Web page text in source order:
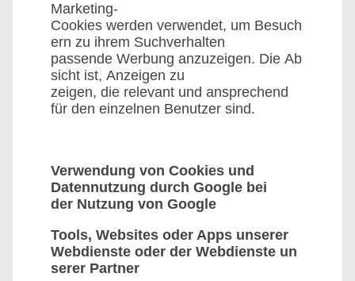
Marketing-
Cookies werden verwendet, um Besuch
ern zu ihrem Suchverhalten
passende Werbung anzuzeigen. Die Ab
sicht ist, Anzeigen zu
zeigen, die relevant und ansprechend
für den einzelnen Benutzer sind.
Verwendung von Cookies und
Datennutzung durch Google bei
der Nutzung von Google
Tools, Websites oder Apps unserer
Webdienste oder der Webdienste un
serer Partner